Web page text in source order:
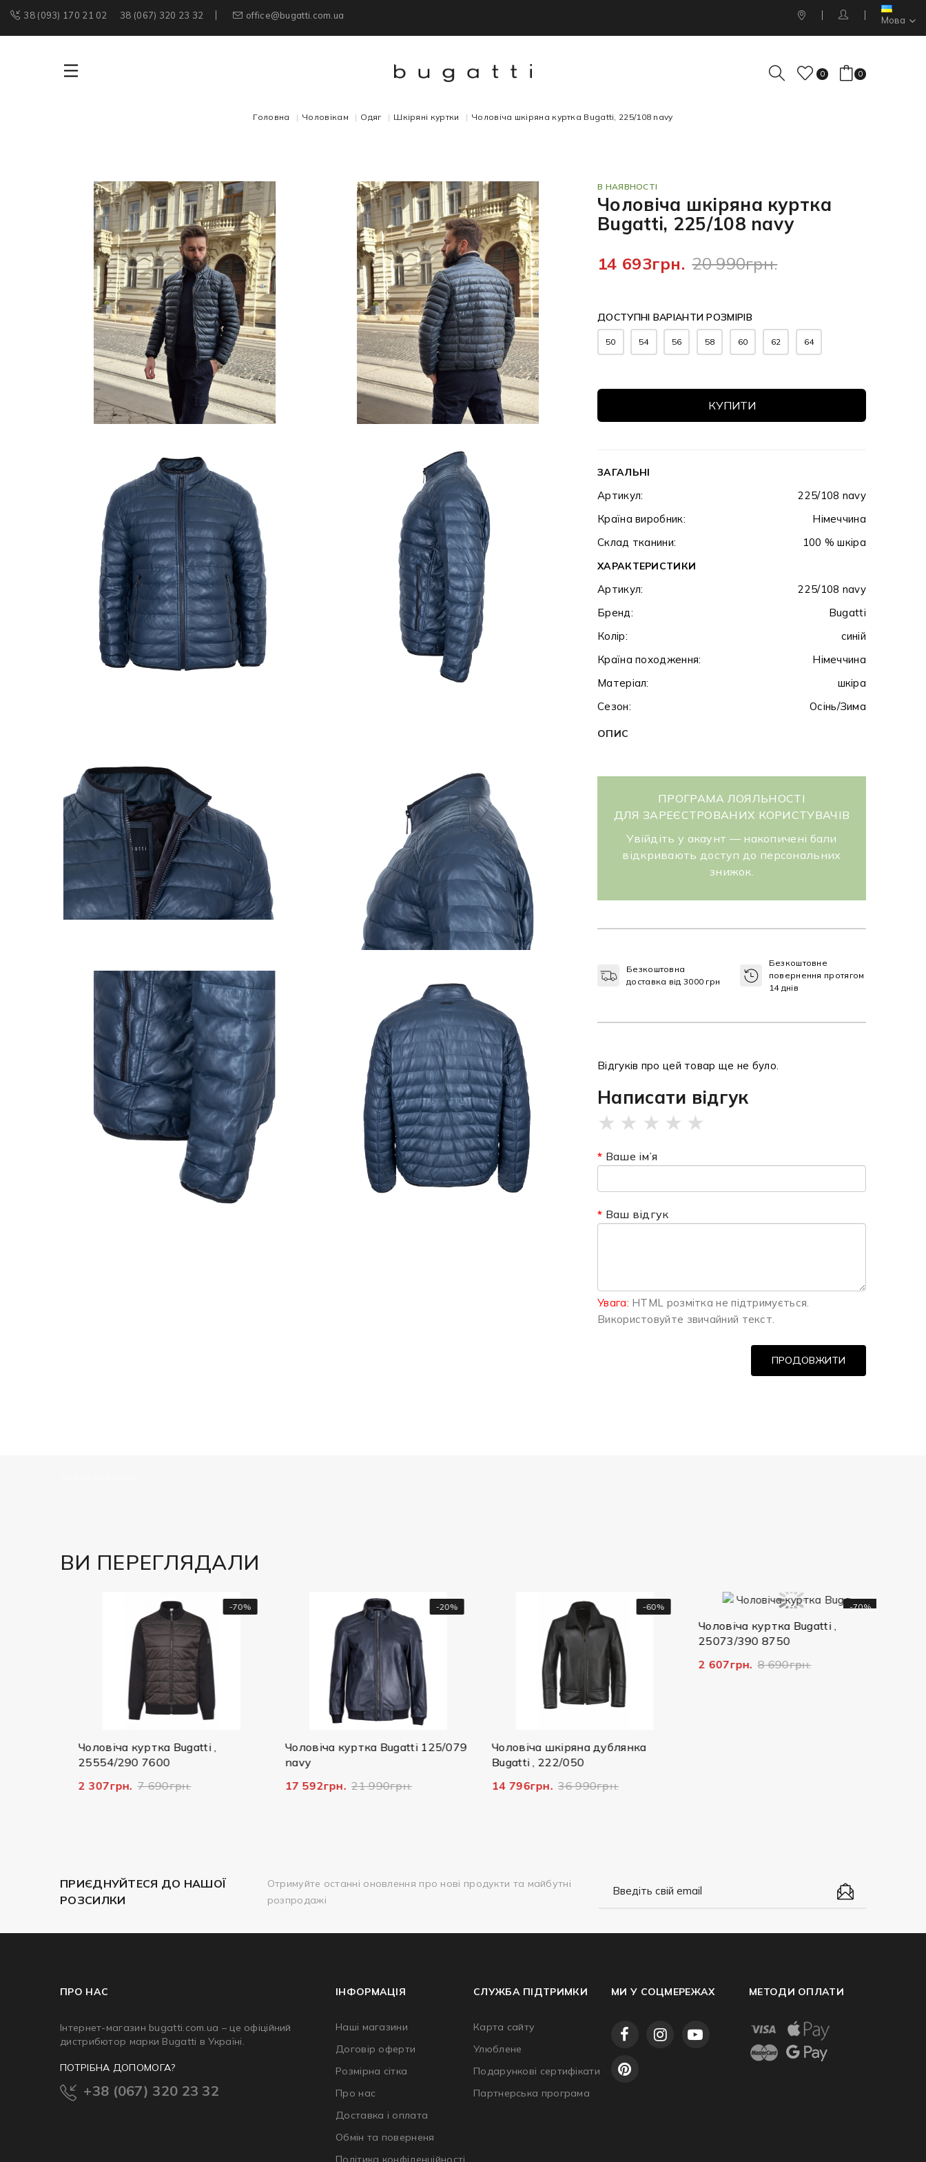
38 (093) 170 21 02 38 (067) 320 23 32 office@bugatti.com.ua Мова
0 0
Головна Чоловікам Одяг Шкіряні куртки Чоловіча шкіряна куртка Bugatti, 225/108 navy
В НАЯВНОСТІ
Чоловіча шкіряна куртка
Bugatti, 225/108 navy
14 693грн. 20 990грн.
ДОСТУПНІ ВАРІАНТИ РОЗМІРІВ
50 54 56 58 60 62 64
КУПИТИ
ЗАГАЛЬНІ
Артикул:
225/108 navy
Країна виробник:
Німеччина
Склад тканини:
100 % шкіра
ХАРАКТЕРИСТИКИ
Артикул:
225/108 navy
Бренд:
Bugatti
Колір:
синій
Країна походження:
Німеччина
Матеріал:
шкіра
Сезон:
Осінь/Зима
ОПИС
ПРОГРАМА ЛОЯЛЬНОСТІ
ДЛЯ ЗАРЕЄСТРОВАНИХ КОРИСТУВАЧІВ
Увійдіть у акаунт — накопичені бали
відкривають доступ до персональних
знижок.
Безкоштовна
доставка від 3000 грн
Безкоштовне
повернення протягом
14 днів
Відгуків про цей товар ще не було.
Написати відгук
★ ★ ★ ★ ★
Ваше ім’я
Ваш відгук
Увага: HTML розмітка не підтримується.
Використовуйте звичайний текст.
ПРОДОВЖИТИ
ВИ ПЕРЕГЛЯДАЛИ
-70%
Чоловіча куртка Bugatti ,
25554/290 7600
2 307грн. 7 690грн.
-20%
Чоловіча куртка Bugatti 125/079
navy
17 592грн. 21 990грн.
-60%
Чоловіча шкіряна дублянка
Bugatti , 222/050
14 796грн. 36 990грн.
-70%
Чоловіча куртка Bugatti ,
25073/390 8750
2 607грн. 8 690грн.
ПРИЄДНУЙТЕСЯ ДО НАШОЇ
РОЗСИЛКИ
Отримуйте останні оновлення про нові продукти та майбутні
розпродажі
ПРО НАС
Інтернет-магазин bugatti.com.ua – це офіційний
дистрибютор марки Bugatti в Україні.
ПОТРІБНА ДОПОМОГА?
+38 (067) 320 23 32
ІНФОРМАЦІЯ
Наші магазини
Договір оферти
Розмірна сітка
Про нас
Доставка і оплата
Обмін та поверненя
Політика конфіденційності
СЛУЖБА ПІДТРИМКИ
Карта сайту
Улюблене
Подарункові сертифікати
Партнерська програма
МИ У СОЦМЕРЕЖАХ МЕТОДИ ОПЛАТИ